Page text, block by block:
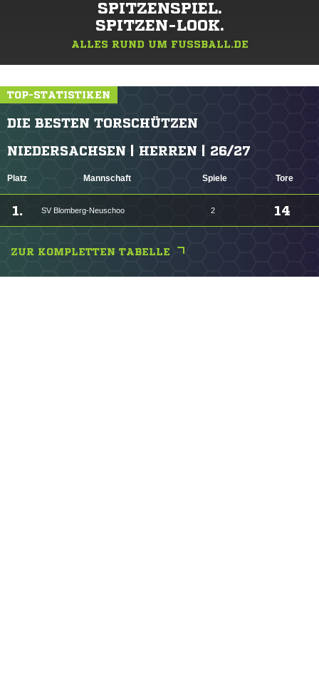
SPITZENSPIEL.
SPITZEN-LOOK.
ALLES RUND UM FUSSBALL.DE
TOP-STATISTIKEN
DIE BESTEN TORSCHÜTZEN
NIEDERSACHSEN | HERREN | 26/27
Platz Mannschaft Spiele Tore
1. SV Blomberg-Neuschoo 2 14
ZUR KOMPLETTEN TABELLE